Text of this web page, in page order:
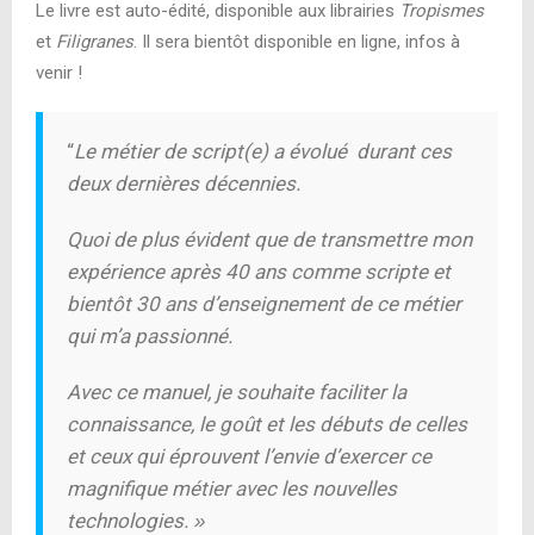
Le livre est auto-édité, disponible aux librairies Tropismes
et Filigranes. Il sera bientôt disponible en ligne, infos à
venir !
“Le métier de script(e) a évolué durant ces
deux dernières décennies.
Quoi de plus évident que de transmettre mon
expérience après 40 ans comme scripte et
bientôt 30 ans d’enseignement de ce métier
qui m’a passionné.
Avec ce manuel, je souhaite faciliterla
connaissance, le goût et les débuts de celles
et ceux qui éprouvent l’envie d’exercer ce
magnifique métier avec les nouvelles
technologies. »